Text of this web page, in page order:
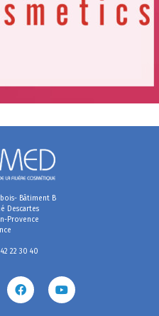
Bâtiment B
Descartes
Provence
22 30 40